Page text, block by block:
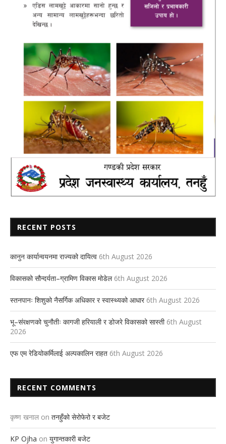
RECENT POSTS
कानुन कार्यान्वयनमा राज्यको दायित्व 6th August 2026
विकासको सौन्दर्यता–ग्रामिण विकास मोडेल 6th August 2026
स्तनपानः शिशुको नैसर्गिक अधिकार र स्वास्थ्यको आधार 6th August 2026
भू–संरक्षणको चुनौतीः कागजी हरियाली र डोजरे विकासको सास्ती 6th August
2026
एफ एम रेडियोकर्मिलाई अल्पकालिन राहत 6th August 2026
RECENT COMMENTS
कृष्ण खनाल on तनहुँको सेरोफेरो र बजेट
KP Ojha on युगान्तकारी बजेट